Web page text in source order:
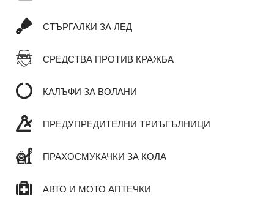
СТЪРГАЛКИ ЗА ЛЕД
СРЕДСТВА ПРОТИВ КРАЖБА
КАЛЪФИ ЗА ВОЛАНИ
ПРЕДУПРЕДИТЕЛНИ ТРИЪГЪЛНИЦИ
ПРАХОСМУКАЧКИ ЗА КОЛА
АВТО И МОТО АПТЕЧКИ